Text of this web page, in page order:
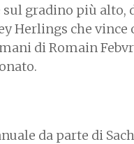
sul gradino più alto,
Herlings che vince
di Romain
da parte di